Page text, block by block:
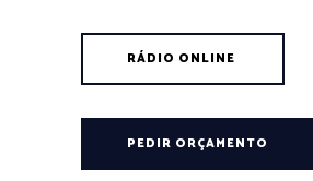
RÁDIO ONLINE
PEDIR ORÇAMENTO